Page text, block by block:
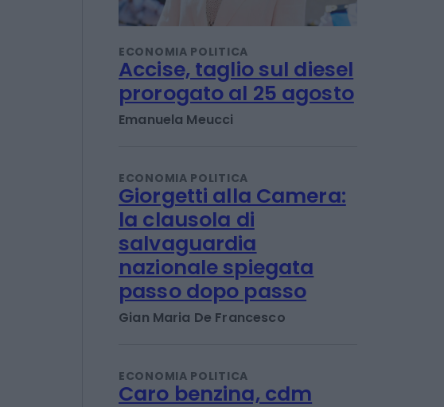
ECONOMIA POLITICA
Emanuela Meucci
ECONOMIA POLITICA
Giorgetti alla Camera:
la clausola di
salvaguardia
Gian Maria De Francesco